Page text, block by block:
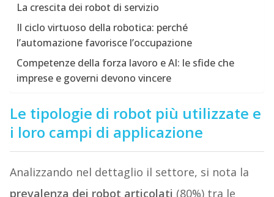
La crescita dei robot di servizio
Il ciclo virtuoso della robotica: perché
l’automazione favorisce l’occupazione
Competenze della forza lavoro e AI: le sfide che
imprese e governi devono vincere
Le tipologie di robot più utilizzate e
i loro campi di applicazione
Analizzando nel dettaglio il settore, si nota la
prevalenza dei robot articolati (80%) tra le